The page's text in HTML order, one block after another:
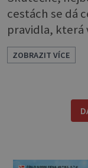
cestách se dá
pravidla, která
Riziko na talíři
průjmů
přípravě a
zeleninového
ZOBRAZIT VÍCE